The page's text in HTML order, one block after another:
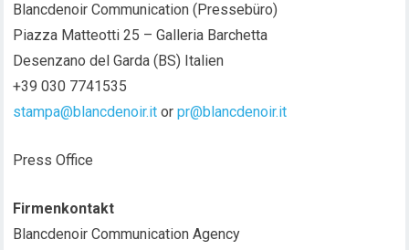
Blancdenoir Communication (Pressebüro)
Piazza Matteotti 25 – Galleria Barchetta
Desenzano del Garda (BS) Italien
+39 030 7741535
stampa@blancdenoir.it orpr@blancdenoir.it
Press Office
Firmenkontakt
Blancdenoir Communication Agency